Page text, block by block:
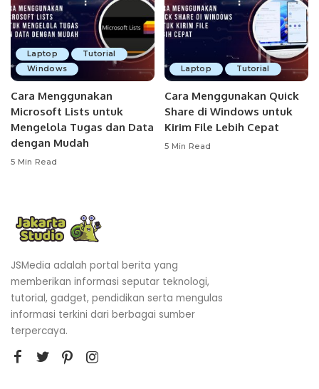
Laptop
Tutorial
Windows
Cara Menggunakan
Microsoft Lists untuk
Mengelola Tugas dan Data
dengan Mudah
5 Min Read
Laptop Tutorial
Cara Menggunakan Quick
Share di Windows untuk
Kirim File Lebih Cepat
5 Min Read
JSMedia adalah portal berita yang
memberikan informasi seputar teknologi,
tutorial, gadget, pendidikan serta mengulas
informasi terkini dari berbagai sumber
terpercaya.